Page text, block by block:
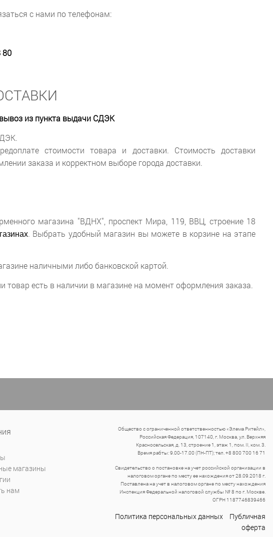
с нами по телефонам:
80
из пункта выдачи СДЭК
стоимости товара и доставки. Стоимость доставки
заказа и корректном выборе города доставки.
магазина "ВДНХ", проспект Мира, 119, ВВЦ, строение 18
. Выбрать удобный магазин вы можете в корзине на этапе
наличными либо банковской картой.
товар есть в наличии в магазине на момент оформления заказа.
магазины
нам
Общество с ограниченной ответственностью «Элема Ритейл»,
Российская Федерация, 107140, г. Москва, ул. Верхняя
Красносельская, д. 13, строение 1, этаж 1, пом. II, ком. 3.
Время рабты: 9.00-17.00 (ПН-ПТ); тел. +8 800 700 16 71
Свидетельство о постановке на учет российской организации в
налоговом органе по месту ее нахождения от 28.09.2018 г.
Поставлена на учет в налоговом органе по месту нахождения
Инспекция Федеральной налоговой службы № 8 по г. Москве.
ОГРН 1187746839466
Политика персональных данных
Публичная
оферта